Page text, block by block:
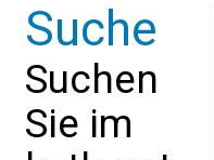
Suche
Suchen
Sie im